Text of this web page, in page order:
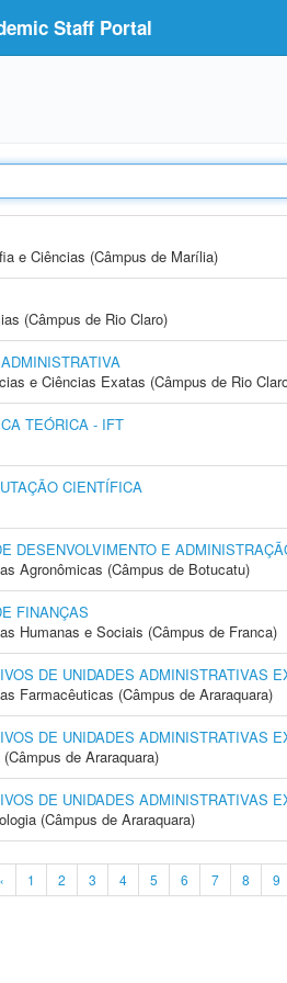
Staff Portal
e Ciências (Câmpus de Marília)
(Câmpus de Rio Claro)
e Ciências Exatas (Câmpus de Rio
TEÓRICA - IFT
CIENTÍFICA
DESENVOLVIMENTO E
Agronômicas (Câmpus de Botucatu)
FINANÇAS
Humanas e Sociais (Câmpus de Franca)
DE UNIDADES ADMINISTRATIVAS
Farmacêuticas (Câmpus de Araraquara)
DE UNIDADES ADMINISTRATIVAS
de Araraquara)
DE UNIDADES ADMINISTRATIVAS
(Câmpus de Araraquara)
1 2 3 4 5 6 7 8 9